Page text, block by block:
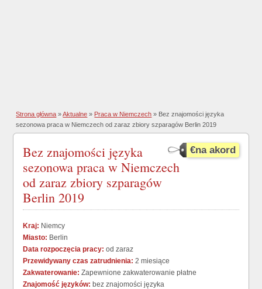
Strona główna »Aktualne » Praca w Niemczech » Bez znajomości języka
sezonowa praca w Niemczech od zaraz zbiory szparagów Berlin 2019
€na akord
Bez znajomości języka
sezonowa praca w Niemczech
od zaraz zbiory szparagów
Berlin 2019
Kraj: Niemcy
Miasto: Berlin
Data rozpoczęcia pracy: od zaraz
Przewidywany czas zatrudnienia: 2 miesiące
Zakwaterowanie: Zapewnione zakwaterowanie płatne
Znajomość języków: bez znajomości języka